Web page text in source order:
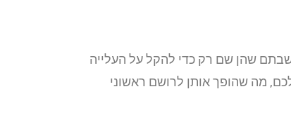
שהן שם רק כדי להקל על העלייה
מה שהופך אותן לרושם ראשוני